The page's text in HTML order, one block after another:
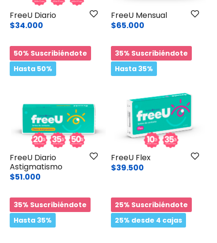
FreeU Diario
$34.000
FreeU Mensual
$65.000
50% Suscribiéndote
Hasta 50%
FreeU Diario
Astigmatismo
$51.000
35% Suscribiéndote
Hasta 35%
FreeU Flex
$39.500
35% Suscribiéndote
Hasta 35%
25% Suscribiéndote
25% desde 4 cajas